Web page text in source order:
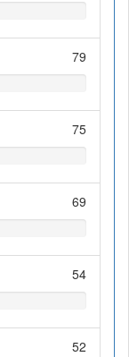
79
75
69
54
52